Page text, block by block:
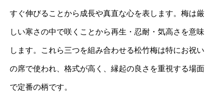
すぐ伸びることから成長や真直な心を表します。梅は厳
しい寒さの中で咲くことから再生・忍耐・気高さを意味
します。これら三つを組み合わせる松竹梅は特にお祝い
の席で使われ、格式が高く、縁起の良さを重視する場面
で定番の柄です。